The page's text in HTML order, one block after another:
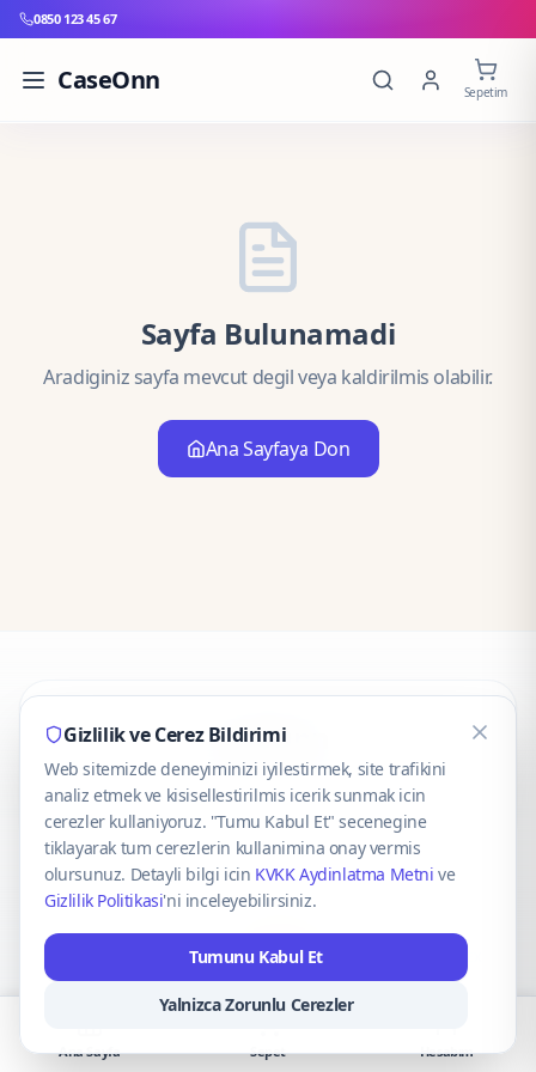
0850 123 45 67
CaseOnn Sepetim
Sayfa Bulunamadi
Aradiginiz sayfa mevcut degil veya kaldirilmis olabilir.
Ana Sayfaya Don
CaseOnn
© 2025 CaseOnn. Tüm hakları saklıdır.
VISA Mastercard
Gizlilik ve Cerez Bildirimi
Web sitemizde deneyiminizi iyilestirmek, site trafikini
analiz etmek ve kisisellestirilmis icerik sunmak icin
cerezler kullaniyoruz. "Tumu Kabul Et" secenegine
tiklayarak tum cerezlerin kullanimina onay vermis
olursunuz. Detayli bilgi icin KVKK Aydinlatma Metni ve
Gizlilik Politikasi'ni inceleyebilirsiniz.
Tumunu Kabul Et
Yalnizca Zorunlu Cerezler
Ana Sayfa Sepet Hesabım